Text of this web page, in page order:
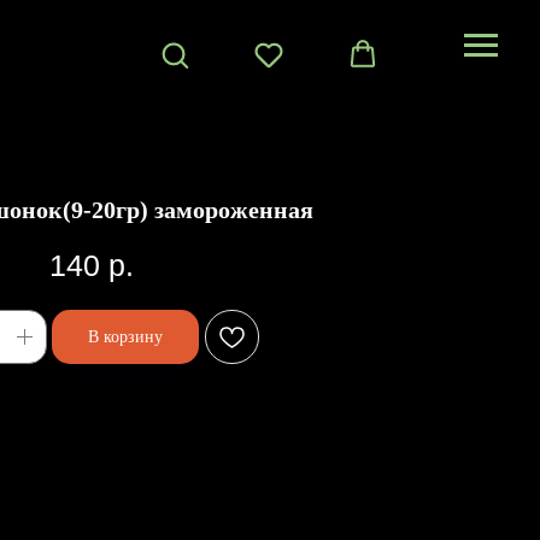
20гр) замороженная
140 р.
В корзину